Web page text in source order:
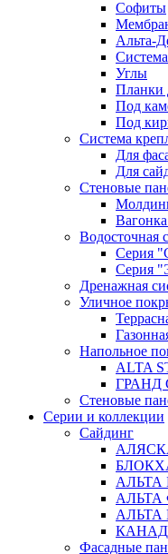
Софиты
Альта-
Углы
Планки
Под
Под
Система
Для
Для
Стеновые
Водосточная
Серия
Серия
Дренажная
Уличное
Напольное
ALTA
ГРАНД
Стеновые
Серии и коллекции
Сайдинг
АЛЬТА
АЛЬТА
Фасадные